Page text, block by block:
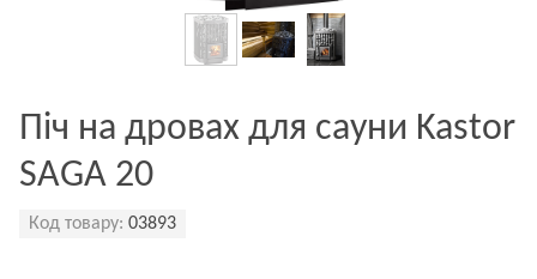
Піч на дровах для сауни Kastor
SAGA 20
Код товару: 03893